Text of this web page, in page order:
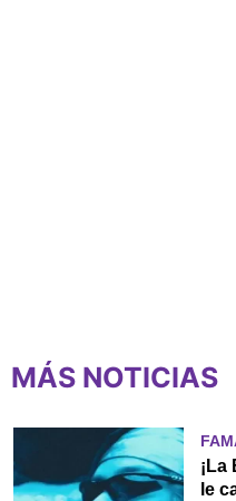
MÁS NOTICIAS
¡La
le